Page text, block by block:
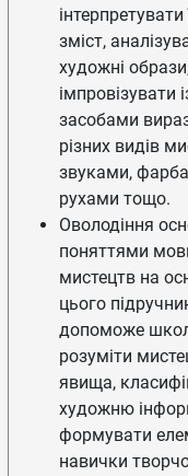
інтерпретувати
зміст,
художні
імпровізувати
засобами
різних видів
звуками,
рухами тощо.
Оволодіння
поняттями
мистецтв на
цього
допоможе
розуміти
явища,
художню
формувати
навички